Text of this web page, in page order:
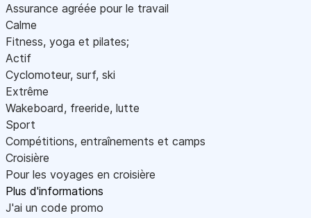
Assurance agréée pour le travail
Calme
Fitness, yoga et pilates;
Actif
Cyclomoteur, surf, ski
Extrême
Wakeboard, freeride, lutte
Sport
Compétitions, entraînements et camps
Croisière
Pour les voyages en croisière
Plus d'informations
J'ai un code promo